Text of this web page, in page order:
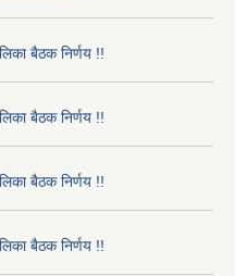
बैठक निर्णय !!
बैठक निर्णय !!
बैठक निर्णय !!
बैठक निर्णय !!